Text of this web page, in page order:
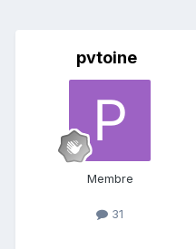
pvtoine
Membre
31